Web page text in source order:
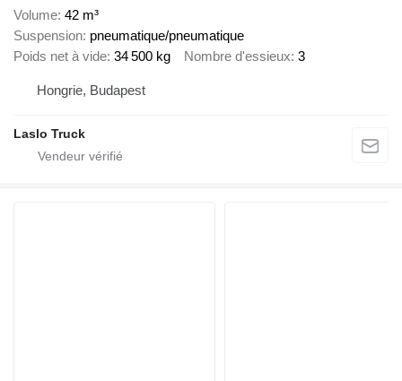
Volume 42 m³
Suspension pneumatique/pneumatique
Poids net à vide 34 500 kg Nombre d'essieux 3
Hongrie, Budapest
Laslo Truck